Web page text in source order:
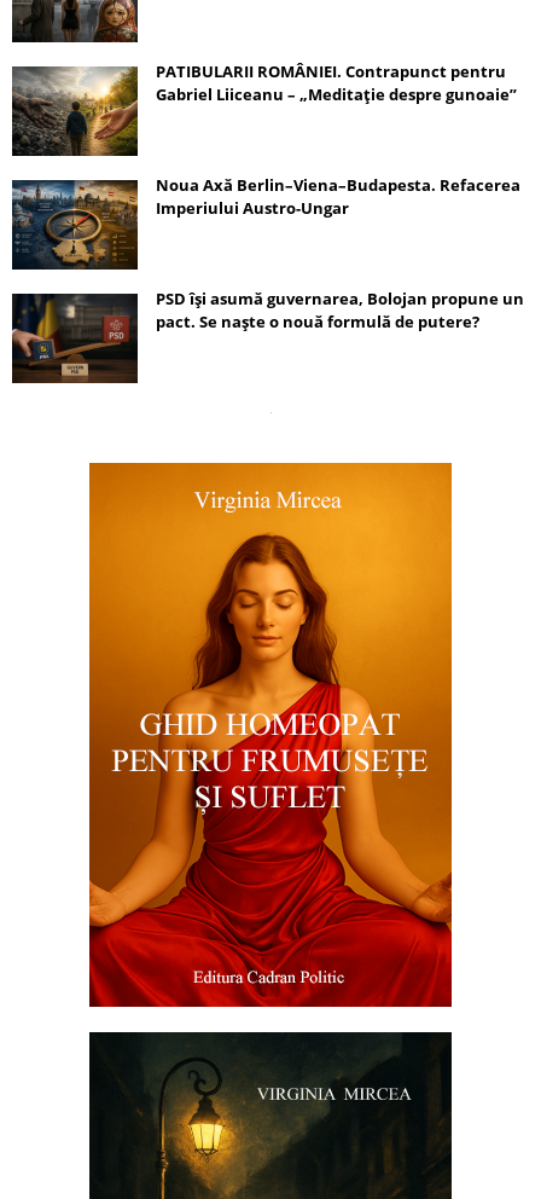
PATIBULARII ROMÂNIEI. Contrapunct pentru
Gabriel Liiceanu – „Meditație despre gunoaie”
Noua Axă Berlin–Viena–Budapesta. Refacerea
Imperiului Austro-Ungar
PSD își asumă guvernarea, Bolojan propune un
pact. Se naște o nouă formulă de putere?